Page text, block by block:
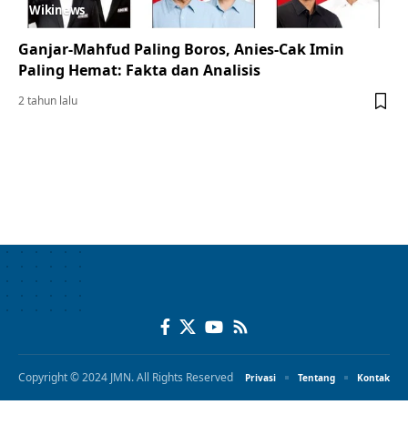
Wikinews
Ganjar-Mahfud Paling Boros, Anies-Cak Imin
Paling Hemat: Fakta dan Analisis
2 tahun lalu
Copyright © 2024 JMN. All Rights Reserved Privasi Tentang Kontak